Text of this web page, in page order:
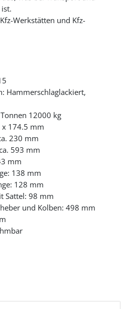
Werkstätten und Kfz-
Hammerschlaglackiert,
12000 kg
174.5 mm
230 mm
593 mm
mm
138 mm
128 mm
Sattel: 98 mm
und Kolben: 498 mm